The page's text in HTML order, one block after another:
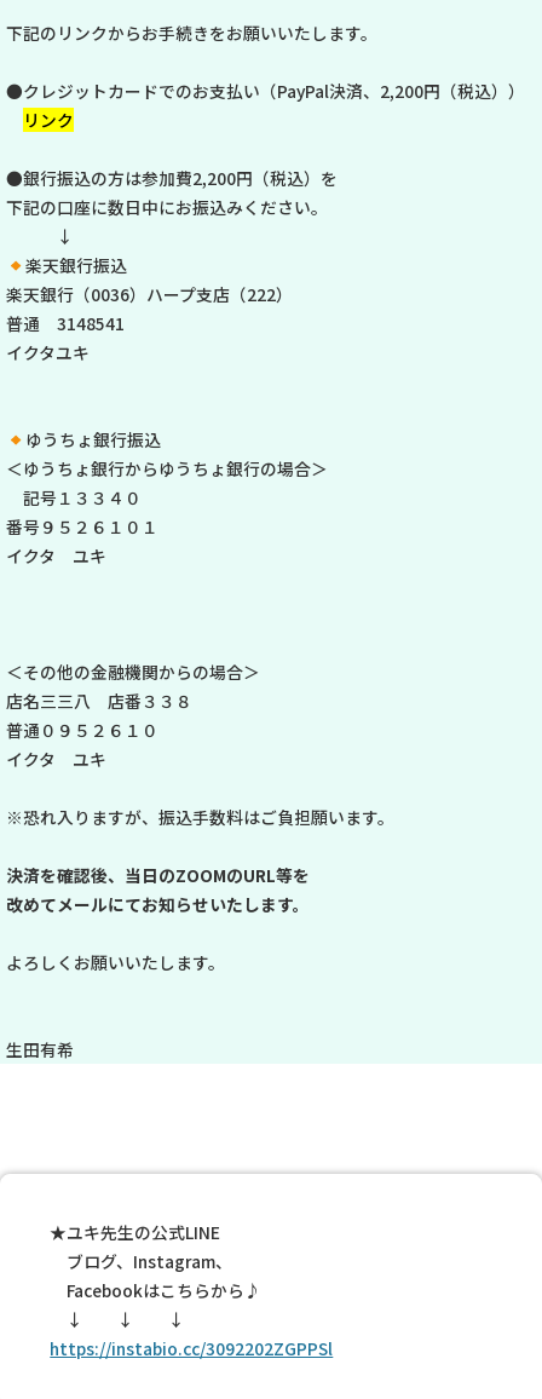
下記のリンクからお手続きをお願いいたします。
●クレジットカードでのお支払い（PayPal決済、2,200円（税込））
リンク
●銀行振込の方は参加費2,200円（税込）を
下記の口座に数日中にお振込みください。
↓
楽天銀行振込
楽天銀行（0036）ハープ支店（222）
普通 3148541
イクタユキ
ゆうちょ銀行振込
＜ゆうちょ銀行からゆうちょ銀行の場合＞
記号１３３４０
番号９５２６１０１
イクタ ユキ
＜その他の金融機関からの場合＞
店名三三八 店番３３８
普通０９５２６１０
イクタ ユキ
※恐れ入りますが、振込手数料はご負担願います。
決済を確認後、当日のZOOMのURL等を
改めてメールにてお知らせいたします。
よろしくお願いいたします。
生田有希
★ユキ先生の公式LINE
ブログ、Instagram、
Facebookはこちらから♪
↓ ↓ ↓
https://instabio.cc/3092202ZGPPSl